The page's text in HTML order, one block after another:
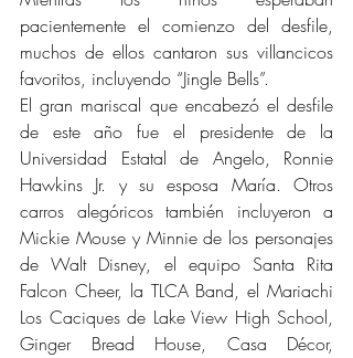
pacientemente el comienzo del desfile,
muchos de ellos cantaron sus villancicos
favoritos, incluyendo “Jingle Bells”.
El gran mariscal que encabezó el desfile
de este año fue el presidente de la
Universidad Estatal de Angelo, Ronnie
Hawkins Jr. y su esposa María. Otros
carros alegóricos también incluyeron a
Mickie Mouse y Minnie de los personajes
de Walt Disney, el equipo Santa Rita
Falcon Cheer, la TLCA Band, el Mariachi
Los Caciques de Lake View High School,
Ginger Bread House, Casa Décor,